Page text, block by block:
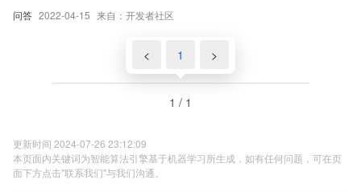
问答 2022-04-15 来自：开发者社区
< 1 >
1 / 1
更新时间 2024-07-26 23:12:09
本页面内关键词为智能算法引擎基于机器学习所生成，如有任何问题，可在页
面下方点击"联系我们"与我们沟通。